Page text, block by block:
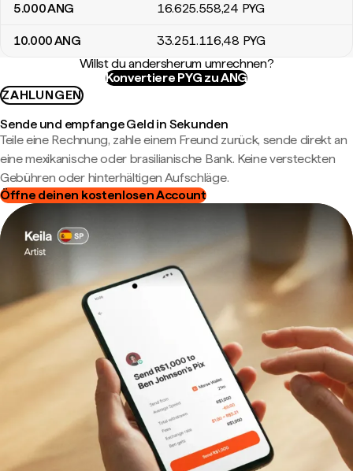
5.000ANG 16.625.558,24 PYG
10.000ANG 33.251.116,48 PYG
Willst du andersherum umrechnen?
Konvertiere PYG zu ANG
ZAHLUNGEN
Sende und empfange Geld in Sekunden
Teile eine Rechnung, zahle einem Freund zurück, sende direkt an
eine mexikanische oder brasilianische Bank. Keine versteckten
Gebühren oder hinterhältigen Aufschläge.
Öffne deinen kostenlosen Account